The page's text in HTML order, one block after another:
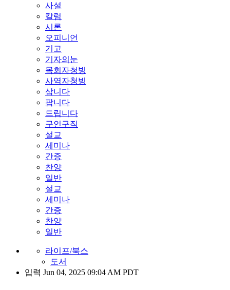
사설
칼럼
시론
오피니언
기고
기자의눈
목회자청빙
사역자청빙
삽니다
팝니다
드립니다
구인구직
설교
세미나
간증
찬양
일반
설교
세미나
간증
찬양
일반
라이프/북스
도서
입력 Jun 04, 2025 09:04 AM PDT